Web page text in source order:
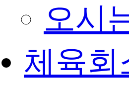
오시
체육회